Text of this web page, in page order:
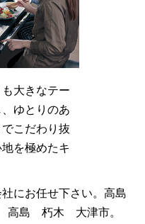
大きなテー
ゆとりのあ
こだわり抜
を極めたキ
にお任せ下さい。高島
島 朽木 大津市。